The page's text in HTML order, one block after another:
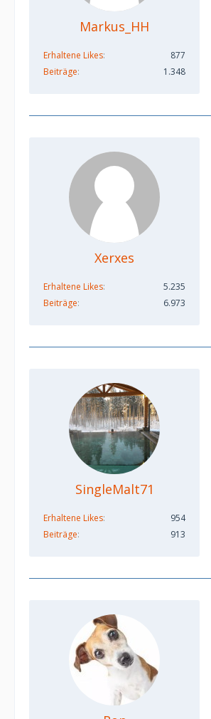
Markus_HH
Erhaltene Likes
877
Beiträge
1.348
Xerxes
Erhaltene Likes
5.235
Beiträge
6.973
SingleMalt71
Erhaltene Likes
954
Beiträge
913